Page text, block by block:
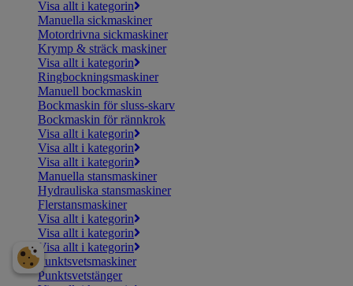
Visa allt i kategorin
Manuella sickmaskiner
Motordrivna sickmaskiner
Krymp & sträck maskiner
Visa allt i kategorin
Ringbockningsmaskiner
Manuell bockmaskin
Bockmaskin för sluss-skarv
Bockmaskin för rännkrok
Visa allt i kategorin
Visa allt i kategorin
Visa allt i kategorin
Manuella stansmaskiner
Hydrauliska stansmaskiner
Flerstansmaskiner
Visa allt i kategorin
Visa allt i kategorin
Visa allt i kategorin
Punktsvetsmaskiner
Punktsvetstänger